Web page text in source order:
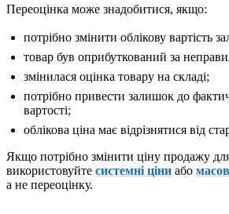
Переоцінка може знадобитися, якщо:
потрібно змінити облікову вартість
товар був оприбуткований за
змінилася оцінка товару на складі;
потрібно привести залишок до
вартості;
облікова ціна має відрізнятися від
Якщо потрібно змінити ціну продажу для
використовуйте системні ціни або
а не переоцінку.